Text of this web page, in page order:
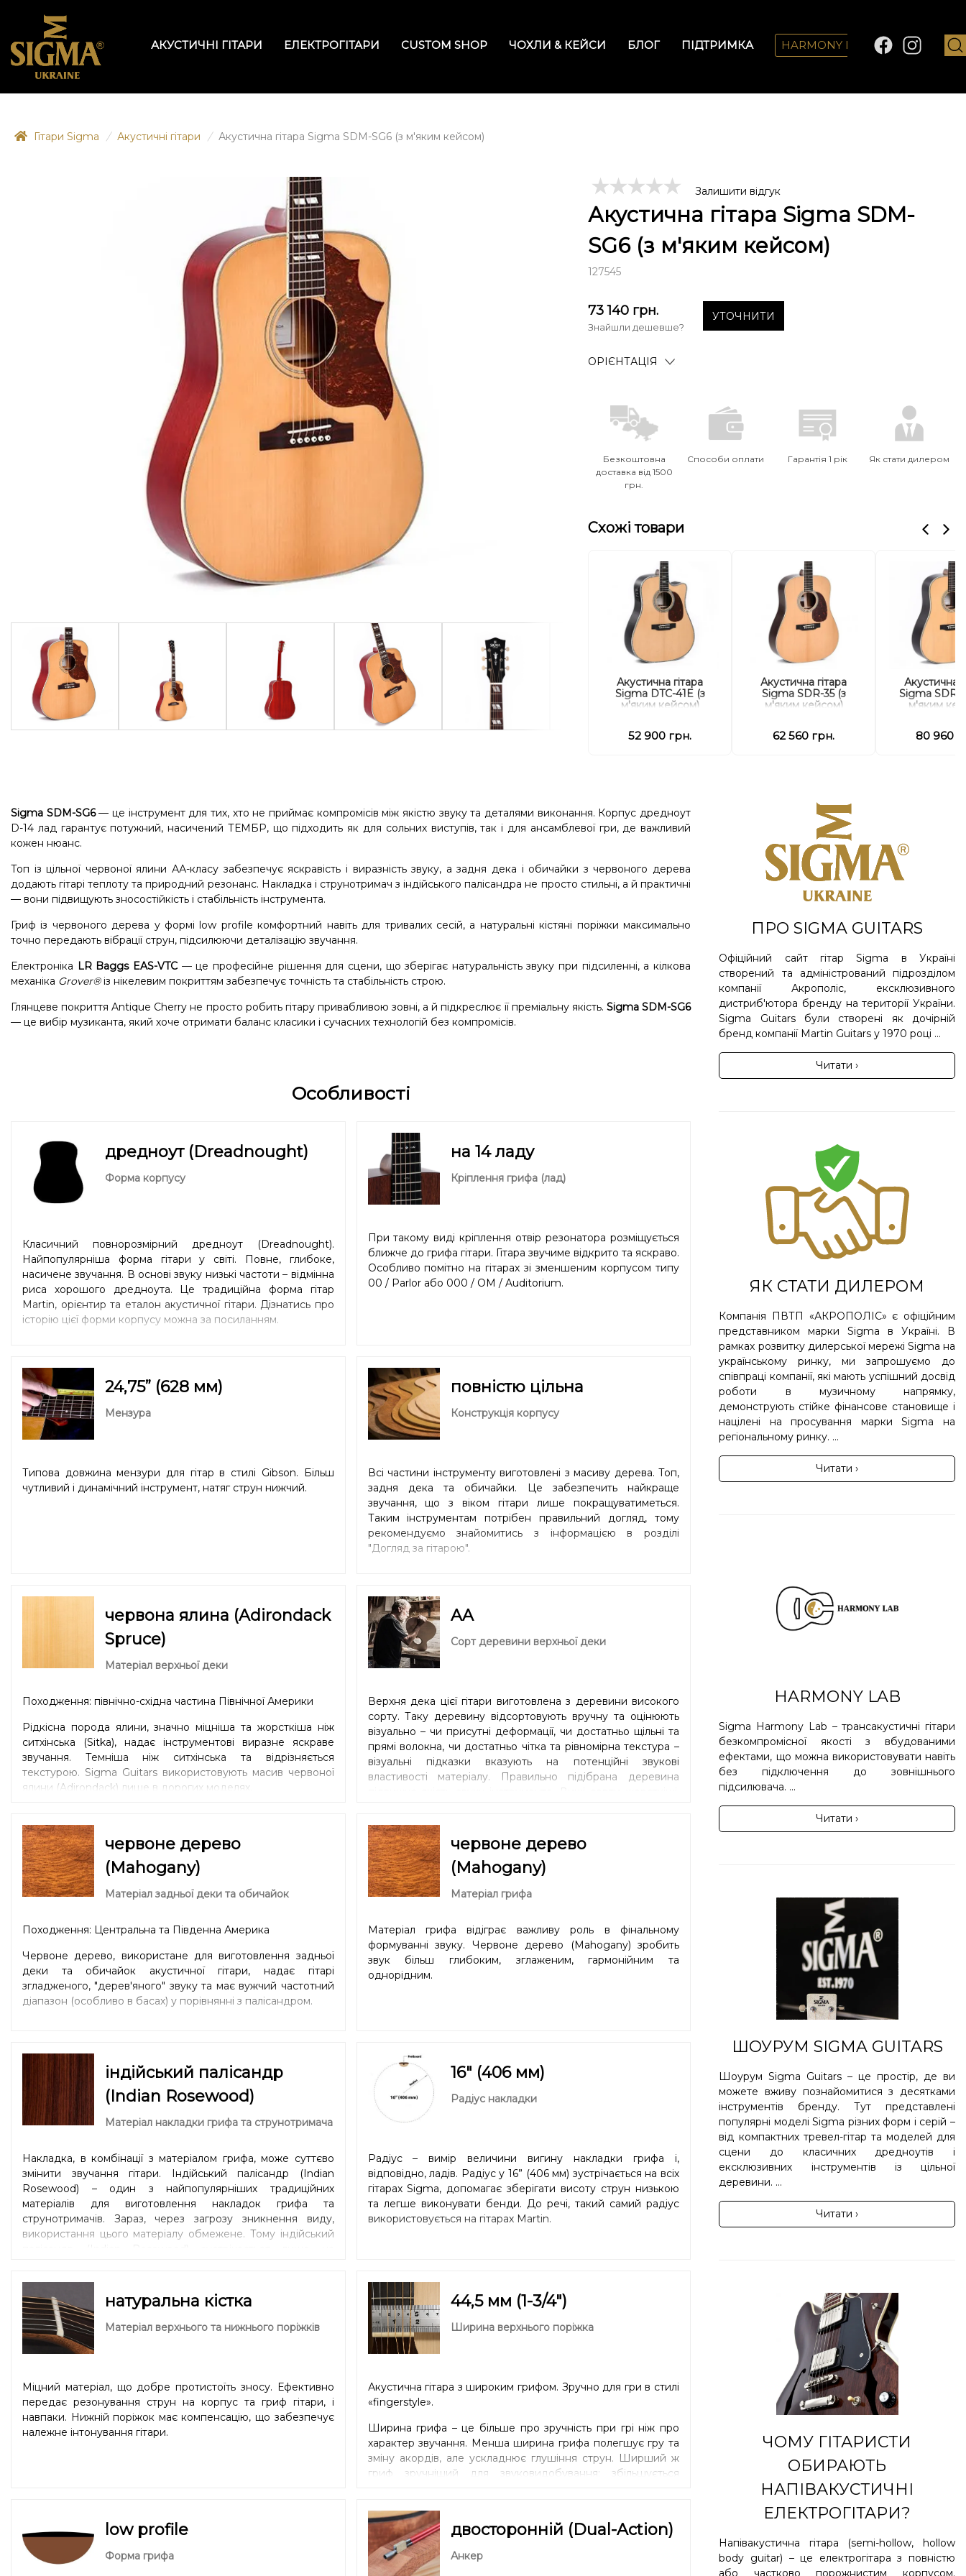
АКУСТИЧНІ ГІТАРИ ЕЛЕКТРОГІТАРИ CUSTOM SHOP ЧОХЛИ & КЕЙСИ БЛОГ ПІДТРИМКА HARMONY LAB
Гітари Sigma / Акустичні гітари / Акустична гітара Sigma SDM-SG6 (з м'яким кейсом)
Залишити відгук
Акустична гітара Sigma SDM-
SG6 (з м'яким кейсом)
127545
73 140 грн.
Знайшли дешевше?
УТОЧНИТИ
ОРІЄНТАЦІЯ
Безкоштовна
доставка від 1500
грн.
Способи оплати Гарантія 1 рік Як стати дилером
Схожі товари
Акустична гітара
Sigma DTC-41E (з
м'яким кейсом)
52 900 грн.
Акустична гітара
Sigma SDR-35 (з
м'яким кейсом)
62 560 грн.
Акустична
Sigma SDR-
м'яким
80 960
Sigma SDM-SG6— це інструмент для тих, хто не приймає компромісів між якістю звуку та деталями виконання. Корпус дредноут
D-14 лад гарантує потужний, насичений ТЕМБР, що підходить як для сольних виступів, так і для ансамблевої гри, де важливий
кожен нюанс.
Топ із цільної червоної ялини АА-класу забезпечує яскравість і виразність звуку, а задня дека і обичайки з червоного дерева
додають гітарі теплоту та природний резонанс. Накладка і струнотримач з індійського палісандра не просто стильні, а й практичні
— вони підвищують зносостійкість і стабільність інструмента.
Гриф із червоного дерева у формі low profile комфортний навіть для тривалих сесій, а натуральні кістяні поріжки максимально
точно передають вібрації струн, підсилюючи деталізацію звучання.
Електроніка LR Baggs EAS-VTC— це професійне рішення для сцени, що зберігає натуральність звуку при підсиленні, а кілкова
механіка Grover®із нікелевим покриттям забезпечує точність та стабільність строю.
Глянцеве покриття Antique Cherry не просто робить гітару привабливою зовні, а й підкреслює її преміальну якість. Sigma SDM-SG6
— це вибір музиканта, який хоче отримати баланс класики і сучасних технологій без компромісів.
Особливості
дредноут (Dreadnought)
Форма корпусу
Класичний повнорозмірний дредноут (Dreadnought).
Найпопулярніша форма гітари у світі. Повне, глибоке,
насичене звучання. В основі звуку низькі частоти – відмінна
риса хорошого дредноута. Це традиційна форма гітар
Martin, орієнтир та еталон акустичної гітари. Дізнатись про
історію цієї форми корпусу можна за посиланням.
на 14 ладу
Кріплення грифа (лад)
При такому виді кріплення отвір резонатора розміщується
ближче до грифа гітари. Гітара звучиме відкрито та яскраво.
Особливо помітно на гітарах зі зменшеним корпусом типу
00 / Parlor або 000 / OM / Auditorium.
24,75” (628 мм)
Мензура
Типова довжина мензури для гітар в стилі Gibson. Більш
чутливий і динамічний інструмент, натяг струн нижчий.
повністю цільна
Конструкція корпусу
Всі частини інструменту виготовлені з масиву дерева. Топ,
задня дека та обичайки. Це забезпечить найкраще
звучання, що з віком гітари лише покращуватиметься.
Таким інструментам потрібен правильний догляд, тому
рекомендуємо знайомитись з інформацією в розділі
"Догляд за гітарою".
червона ялина (Adirondack
Spruce)
Матеріал верхньої деки
Походження: північно-східна частина Північної Америки
Рідкісна порода ялини, значно міцніша та жорсткіша ніж
ситхінська (Sitka), надає інструментові виразне яскраве
звучання. Темніша ніж ситхінська та відрізняється
текстурою. Sigma Guitars використовують масив червоної
ялини (Adirondack) лише в дорогих моделях.
AA
Сорт деревини верхньої деки
Верхня дека цієї гітари виготовлена з деревини високого
сорту. Таку деревину відсортовують вручну та оцінюють
візуально – чи присутні деформації, чи достатньо щільні та
прямі волокна, чи достатньо чітка та рівномірна текстура –
візуальні підказки вказують на потенційні звукові
властивості матеріалу. Правильно підібрана деревина
і, у руках майстра, гітарні обертони, що просто вражають.
червоне дерево
(Mahogany)
Матеріал задньої деки та обичайок
Походження: Центральна та Південна Америка
Червоне дерево, використане для виготовлення задньої
деки та обичайок акустичної гітари, надає гітарі
згладженого, "дерев'яного" звуку та має вужчий частотний
діапазон (особливо в басах) у порівнянні з палісандром.
червоне дерево
(Mahogany)
Матеріал грифа
Матеріал грифа відіграє важливу роль в фінальному
формуванні звуку. Червоне дерево (Mahogany) зробить
звук більш глибоким, зглаженим, гармонійним та
однорідним.
індійський палісандр
(Indian Rosewood)
Матеріал накладки грифа та струнотримача
Накладка, в комбінації з матеріалом грифа, може суттєво
змінити звучання гітари. Індійський палісандр (Indian
Rosewood) – один з найпопулярніших традиційних
матеріалів для виготовлення накладок грифа та
струнотримачів. Зараз, через загрозу зникнення виду,
використання цього матеріалу обмежене. Тому індійський
серіях гітар Sigma. Така накладка додасть звукові середніх
частот, гітара звучатиме згладженіше та однорідніше.
16" (406 мм)
Радіус накладки
Радіус – вимір величини вигину накладки грифа і,
відповідно, ладів. Радіус у 16” (406 мм) зустрічається на всіх
гітарах Sigma, допомагає зберігати висоту струн низькою
та легше виконувати бенди. До речі, такий самий радіус
використовується на гітарах Martin.
натуральна кістка
Матеріал верхнього та нижнього поріжків
Міцний матеріал, що добре протистоїть зносу. Ефективно
передає резонування струн на корпус та гриф гітари, і
навпаки. Нижній поріжок має компенсацію, що забезпечує
належне інтонування гітари.
44,5 мм (1-3/4″)
Ширина верхнього поріжка
Акустична гітара з широким грифом. Зручно для гри в стилі
«fingerstyle».
Ширина грифа – це більше про зручність при грі ніж про
характер звучання. Менша ширина грифа полегшує гру та
зміну акордів, але ускладнює глушіння струн. Ширший ж
гриф зручніший для звуковидобування: збільшується
тонкими пальцями, а більший – навпаки.
low profile
Форма грифа
двосторонній (Dual-Action)
Анкер
ПРО SIGMA GUITARS
Офіційний сайт гітар Sigma в Україні
створений та адміністрований підрозділом
компанії Акрополіс, ексклюзивного
дистриб'ютора бренду на території України.
Sigma Guitars були створені як дочірній
бренд компанії Martin Guitars у 1970 році ...
Читати ›
ЯК СТАТИ ДИЛЕРОМ
Компанія ПВТП «АКРОПОЛІС» є офіційним
представником марки Sigma в Україні. В
рамках розвитку дилерської мережі Sigma на
українському ринку, ми запрошуємо до
співпраці компанії, які мають успішний досвід
роботи в музичному напрямку,
демонструють стійке фінансове становище і
націлені на просування марки Sigma на
регіональному ринку. ...
Читати ›
HARMONY LAB
Sigma Harmony Lab – трансакустичні гітари
безкомпромісної якості з вбудованими
ефектами, що можна використовувати навіть
без підключення до зовнішнього
підсилювача. ...
Читати ›
ШОУРУМ SIGMA GUITARS
Шоурум Sigma Guitars – це простір, де ви
можете вживу познайомитися з десятками
інструментів бренду. Тут представлені
популярні моделі Sigma різних форм і серій –
від компактних тревел-гітар та моделей для
сцени до класичних дредноутів і
ексклюзивних інструментів із цільної
деревини. ...
Читати ›
ЧОМУ ГІТАРИСТИ
ОБИРАЮТЬ
НАПІВАКУСТИЧНІ
ЕЛЕКТРОГІТАРИ?
Напівакустична гітара (semi-hollow, hollow
body guitar) – це електрогітара з повністю
або частково порожнистим корпусом.